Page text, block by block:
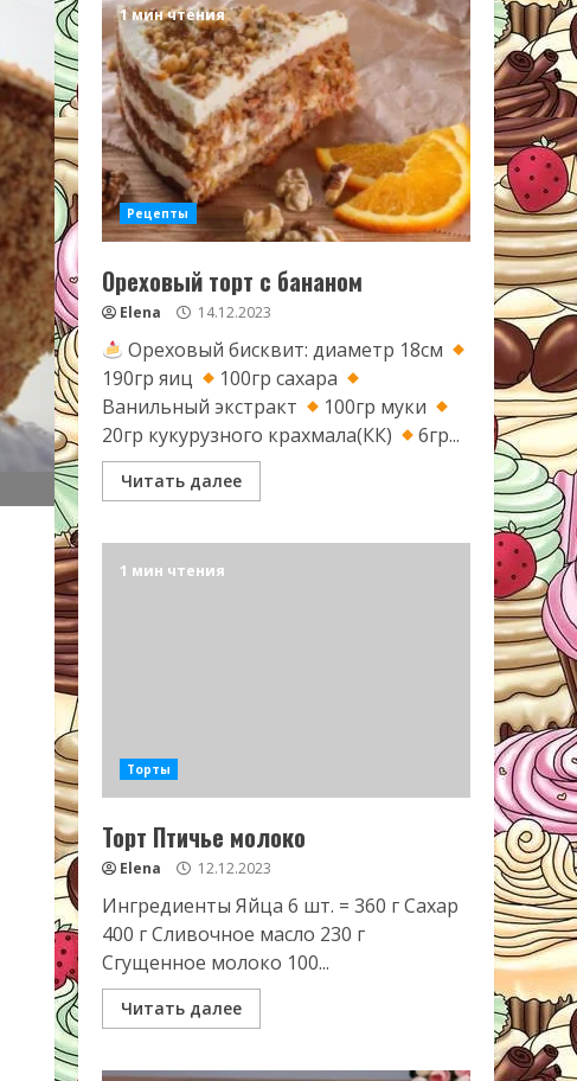
1 мин чтения
Рецепты
Ореховый торт с бананом
Elena 14.12.2023
Ореховый бисквит: диаметр 18см
190гр яиц
100гр сахара
Ванильный экстракт
100гр муки
20гр кукурузного крахмала(КК)
6гр...
Читать далее
1 мин чтения
Торты
Торт Птичье молоко
Elena 12.12.2023
Ингредиенты Яйца 6 шт. = 360 г Сахар
400 г Сливочное масло 230 г
Сгущенное молоко 100...
Читать далее